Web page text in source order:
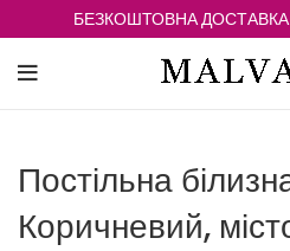
БЕЗКОШТОВНА ДОСТАВКА
Постільна
Коричневий,